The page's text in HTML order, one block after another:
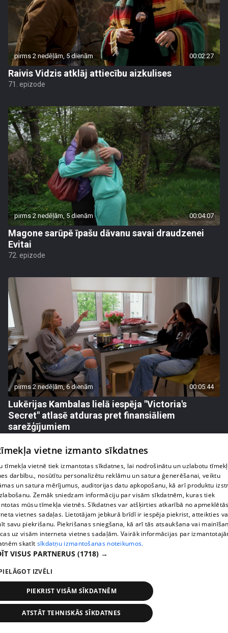
pirms 2 nedēļām, 5 dienām 00:02:27
Raivis Vidzis atklāj attiecību aizkulises
71. epizode
pirms 2 nedēļām, 5 dienām 00:04:07
Magone sarūpē īpašu dāvanu savai draudzenei
Evitai
72. epizode
pirms 2 nedēļām, 6 dienām 00:05:44
Lukērijas Kambalas lielā iespēja "Victoria's
Secret" atlasē atduras pret finansiāliem
sarežģījumiem
pirms 2 nedēļām, 6 dienām
Margarita Kolosova atklāti par dronu radīto
72. epizode
vietne izmanto sīkdatnes
tīmekļa vietnē tiek izmantotas sīkdatnes, lai nodrošinātu un uzlabotu
darbību., nosūtītu personalizētu reklāmu un satura ģenerēšanai, veiktu
un satura mērījumus, auditorijas datu apkopošanu, kā arī produktu
Zemāk sniedzam informāciju par visām sīkdatnēm, kuras tiek
mūsu tīmekļa vietnēs. Sīkdatnes var atšķirties atkarībā no
vietnes sadaļas. Lietotājam jebkurā brīdī ir iespēja piekrist, atteikties
savu piekrišanu. Piekrišanas sniegšana, kā arī tās atsaukšana vai
uz visām interneta vietnes sadaļām. Vairāk informācijas par
skatīt sīkdatņu izmantošanas noteikumos.
VISUS PARTNERUS (1718) →
IZVĒLI
PIEKRIST VISĀM SĪKDATNĒM
ATSTĀT TEHNISKĀS SĪKDATNES